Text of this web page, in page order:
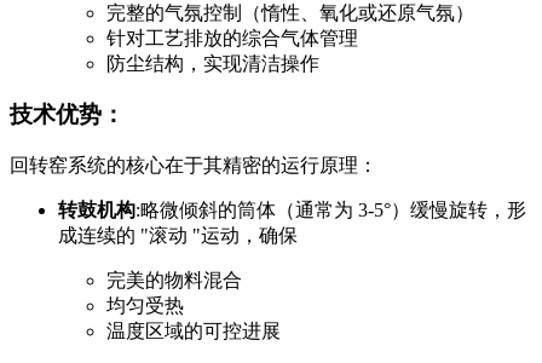
完整的气氛控制（惰性、氧化或还原气氛）
针对工艺排放的综合气体管理
防尘结构，实现清洁操作
技术优势：
回转窑系统的核心在于其精密的运行原理：
转鼓机构:略微倾斜的筒体（通常为 3-5°）缓慢旋转，形
成连续的 "滚动 "运动，确保
完美的物料混合
均匀受热
温度区域的可控进展